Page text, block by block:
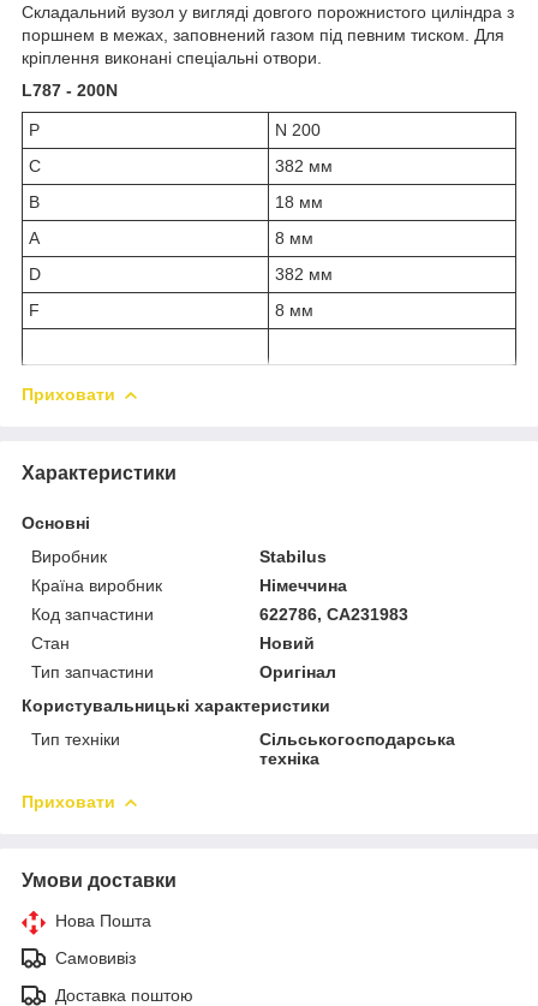
Складальний вузол у вигляді довгого порожнистого циліндра з
поршнем в межах, заповнений газом під певним тиском. Для
кріплення виконані спеціальні отвори.
L787 - 200N
P
N 200
C
382 мм
B
18 мм
A
8 мм
D
382 мм
F
8 мм
Приховати
Характеристики
Основні
Виробник
Stabilus
Країна виробник
Німеччина
Код запчастини
622786, CA231983
Стан
Новий
Тип запчастини
Оригінал
Користувальницькі характеристики
Тип техніки
Сільськогосподарська
техніка
Приховати
Умови доставки
Нова Пошта
Самовивіз
Доставка поштою